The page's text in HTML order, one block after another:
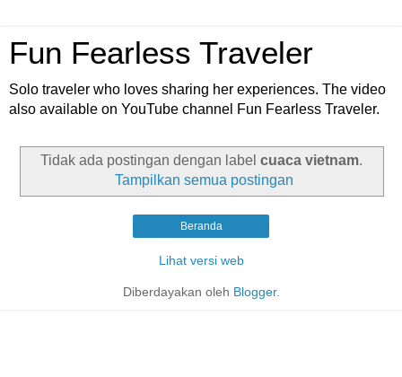
Fun Fearless Traveler
Solo traveler who loves sharing her experiences. The video
also available on YouTube channel Fun Fearless Traveler.
Tidak ada postingan dengan label cuaca vietnam.
Tampilkan semua postingan
Beranda
Lihat versi web
Diberdayakan oleh Blogger.